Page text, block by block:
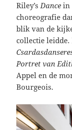
Riley’sDance in
choreografie
blik van de
collectie
Portret van
Appel en de
Bourgeois.